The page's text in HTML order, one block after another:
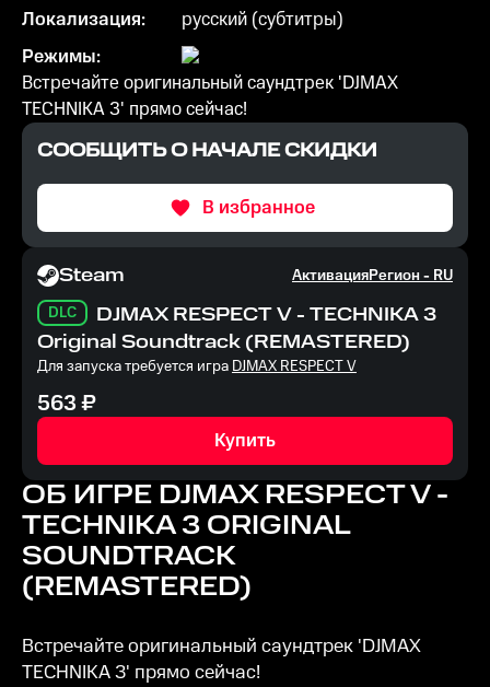
Локализация:
русский (субтитры)
Режимы:
Встречайте оригинальный саундтрек 'DJMAX
TECHNIKA 3' прямо сейчас!
СООБЩИТЬ О НАЧАЛЕ СКИДКИ
В избранное
Steam АктивацияРегион -RU
DLC
DJMAX RESPECT V - TECHNIKA 3
Original Soundtrack (REMASTERED)
Для запуска требуется играDJMAX RESPECT V
563₽
Купить
ОБ ИГРЕ DJMAX RESPECT V -
TECHNIKA 3 ORIGINAL
SOUNDTRACK
(REMASTERED)
Встречайте оригинальный саундтрек 'DJMAX
TECHNIKA 3' прямо сейчас!